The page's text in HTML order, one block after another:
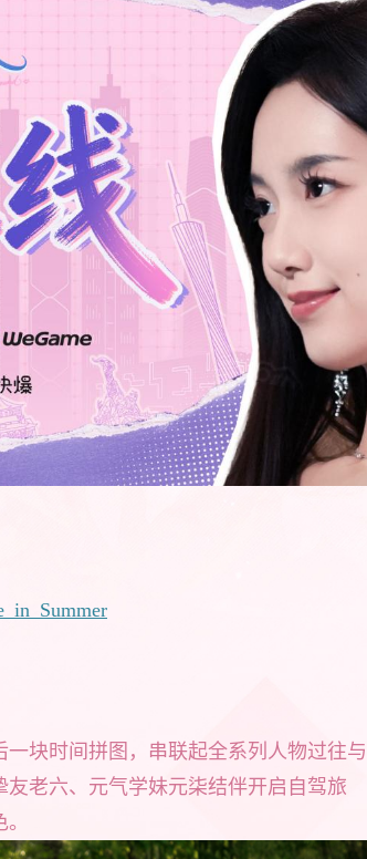
块时间拼图，串联起全系列人物过往与
老六、元气学妹元柒结伴开启自驾旅